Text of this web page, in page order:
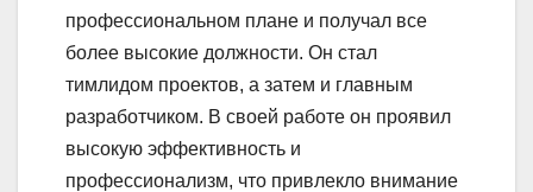
профессиональном плане и получал все
более высокие должности. Он стал
тимлидом проектов, а затем и главным
разработчиком. В своей работе он проявил
высокую эффективность и
профессионализм, что привлекло внимание